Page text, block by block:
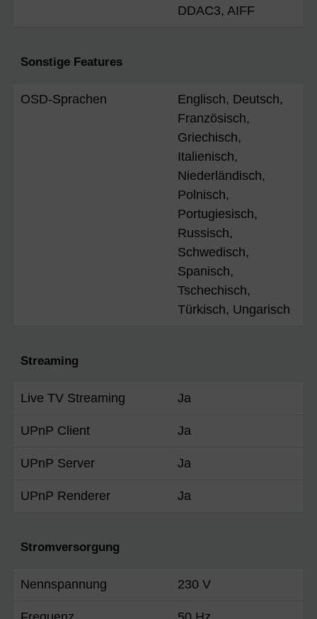
DDAC3, AIFF
Sonstige Features
OSD-Sprachen
Englisch, Deutsch,
Französisch,
Griechisch,
Italienisch,
Niederländisch,
Polnisch,
Portugiesisch,
Russisch,
Schwedisch,
Spanisch,
Tschechisch,
Türkisch, Ungarisch
Streaming
Live TV Streaming Ja
UPnP Client Ja
UPnP Server Ja
UPnP Renderer Ja
Stromversorgung
Nennspannung 230 V